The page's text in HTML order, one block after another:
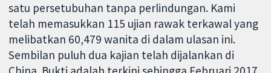
satu persetubuhan tanpa perlindungan. Kami
telah memasukkan 115 ujian rawak terkawal yang
melibatkan 60,479 wanita di dalam ulasan ini.
Sembilan puluh dua kajian telah dijalankan di